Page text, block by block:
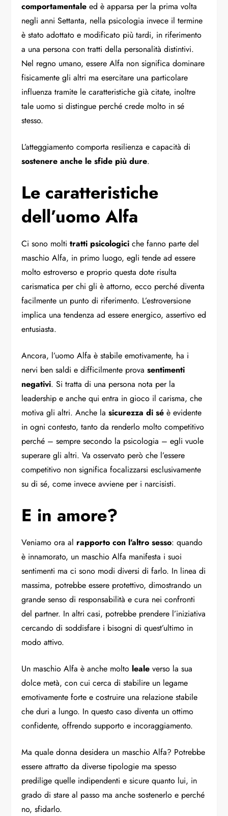
comportamentale ed è apparsa per la prima volta
negli anni Settanta, nella psicologia invece il termine
è stato adottato e modificato più tardi, in riferimento
a una persona con tratti della personalità distintivi.
Nel regno umano, essere Alfa non significa dominare
fisicamente gli altri ma esercitare una particolare
influenza tramite le caratteristiche già citate, inoltre
tale uomo si distingue perché crede molto in sé
stesso.
L’atteggiamento comporta resilienza e capacità di
sostenere anche le sfide più dure.
Le caratteristiche
dell’uomo Alfa
Ci sono moltitratti psicologici che fanno parte del
maschio Alfa, in primo luogo, egli tende ad essere
molto estroverso e proprio questa dote risulta
carismatica per chi gli è attorno, ecco perché diventa
facilmente un punto di riferimento. L’estroversione
implica una tendenza ad essere energico, assertivo ed
entusiasta.
Ancora, l’uomo Alfa è stabile emotivamente, ha i
nervi ben saldi e difficilmente provasentimenti
negativi. Si tratta di una persona nota per la
leadership e anche qui entra in gioco il carisma, che
motiva gli altri. Anche lasicurezza di sé è evidente
in ogni contesto, tanto da renderlo molto competitivo
perché – sempre secondo la psicologia – egli vuole
superare gli altri. Va osservato però che l’essere
competitivo non significa focalizzarsi esclusivamente
su di sé, come invece avviene per i narcisisti.
E in amore?
Veniamo ora al rapporto con l’altro sesso: quando
è innamorato, un maschio Alfa manifesta i suoi
sentimenti ma ci sono modi diversi di farlo. In linea di
massima, potrebbe essere protettivo, dimostrando un
grande senso di responsabilità e cura nei confronti
del partner. In altri casi, potrebbe prendere l’iniziativa
cercando di soddisfare i bisogni di quest’ultimo in
modo attivo.
Un maschio Alfa è anche molto leale verso la sua
dolce metà, con cui cerca di stabilire un legame
emotivamente forte e costruire una relazione stabile
che duri a lungo. In questo caso diventa un ottimo
confidente, offrendo supporto e incoraggiamento.
Ma quale donna desidera un maschio Alfa? Potrebbe
essere attratto da diverse tipologie ma spesso
predilige quelle indipendenti e sicure quanto lui, in
grado di stare al passo ma anche sostenerlo e perché
no, sfidarlo.